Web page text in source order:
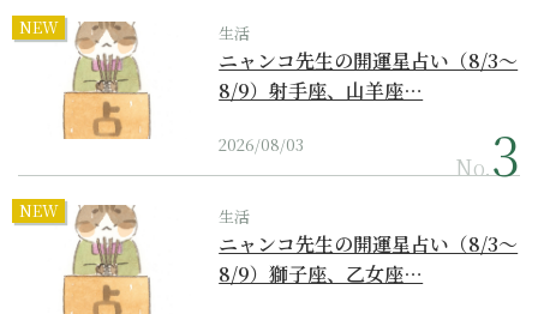
NEW 生活
ニャンコ先生の開運星占い（8/3～
8/9）射手座、山羊座…
2026/08/03
No.
NEW 生活
ニャンコ先生の開運星占い（8/3～
8/9）獅子座、乙女座…